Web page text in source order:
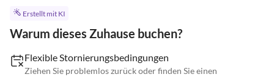
Erstellt mit KI
Warum dieses Zuhause buchen?
Flexible Stornierungsbedingungen
Ziehen Sie problemlos zurück oder finden Sie einen